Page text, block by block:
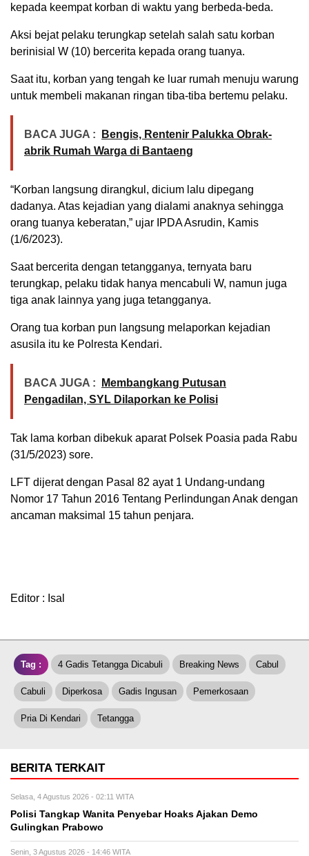
kepada keempat korban di waktu yang berbeda-beda.
Aksi bejat pelaku terungkap setelah salah satu korban
berinisial W (10) bercerita kepada orang tuanya.
Saat itu, korban yang tengah ke luar rumah menuju warung
untuk membeli makanan ringan tiba-tiba bertemu pelaku.
BACA JUGA :
Bengis, Rentenir Palukka Obrak-
abrik Rumah Warga di Bantaeng
“Korban langsung dirangkul, dicium lalu dipegang
dadanya. Atas kejadian yang dialami anaknya sehingga
orang tuanya keberatan,” ujar IPDA Asrudin, Kamis
(1/6/2023).
Saat bercerita dengan tetangganya, ternyata baru
terungkap, pelaku tidak hanya mencabuli W, namun juga
tiga anak lainnya yang juga tetangganya.
Orang tua korban pun langsung melaporkan kejadian
asusila itu ke Polresta Kendari.
BACA JUGA :
Membangkang Putusan
Pengadilan, SYL Dilaporkan ke Polisi
Tak lama korban dibekuk aparat Polsek Poasia pada Rabu
(31/5/2023) sore.
LFT dijerat dengan Pasal 82 ayat 1 Undang-undang
Nomor 17 Tahun 2016 Tentang Perlindungan Anak dengan
ancaman maksimal 15 tahun penjara.
Editor : Isal
Tag : 4 Gadis Tetangga Dicabuli Breaking News Cabul
Cabuli Diperkosa Gadis Ingusan Pemerkosaan
Pria Di Kendari Tetangga
BERITA TERKAIT
Selasa, 4 Agustus 2026 - 02:11 WITA
Polisi Tangkap Wanita Penyebar Hoaks Ajakan Demo
Gulingkan Prabowo
Senin, 3 Agustus 2026 - 14:46 WITA